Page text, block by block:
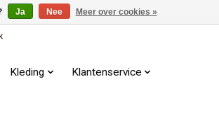
Kleding Klantenservice
Ja Nee Meer over cookies »